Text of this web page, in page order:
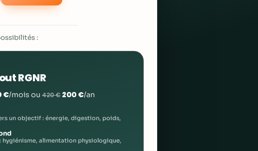
:
RGNR
€/mois ou 420 € 200 €/an
un objectif : énergie, digestion, poids,
hygiénisme, alimentation physiologique,